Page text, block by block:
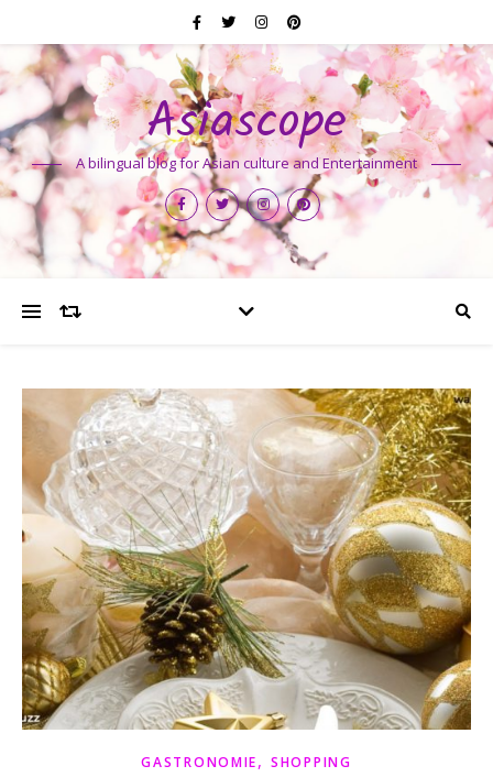
Asiascope
A bilingual blog for Asian culture and Entertainment
GASTRONOMIE,SHOPPING